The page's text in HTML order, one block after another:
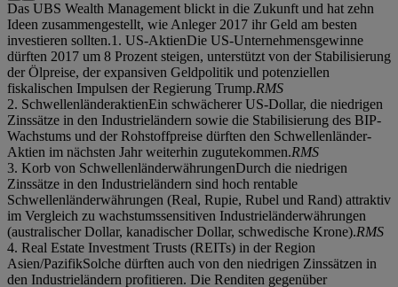
Das UBS Wealth Management blickt in die Zukunft und hat zehn
Ideen zusammengestellt, wie Anleger 2017 ihr Geld am besten
investieren sollten.1. US-AktienDie US-Unternehmensgewinne
dürften 2017 um 8 Prozent steigen, unterstützt von der Stabilisierung
der Ölpreise, der expansiven Geldpolitik und potenziellen
fiskalischen Impulsen der Regierung Trump.RMS
2. SchwellenländeraktienEin schwächerer US-Dollar, die niedrigen
Zinssätze in den Industrieländern sowie die Stabilisierung des BIP-
Wachstums und der Rohstoffpreise dürften den Schwellenländer-
Aktien im nächsten Jahr weiterhin zugutekommen.RMS
3. Korb von SchwellenländerwährungenDurch die niedrigen
Zinssätze in den Industrieländern sind hoch rentable
Schwellenländerwährungen (Real, Rupie, Rubel und Rand) attraktiv
im Vergleich zu wachstumssensitiven Industrieländerwährungen
(australischer Dollar, kanadischer Dollar, schwedische Krone).RMS
4. Real Estate Investment Trusts (REITs) in der Region
Asien/PazifikSolche dürften auch von den niedrigen Zinssätzen in
den Industrieländern profitieren. Die Renditen gegenüber